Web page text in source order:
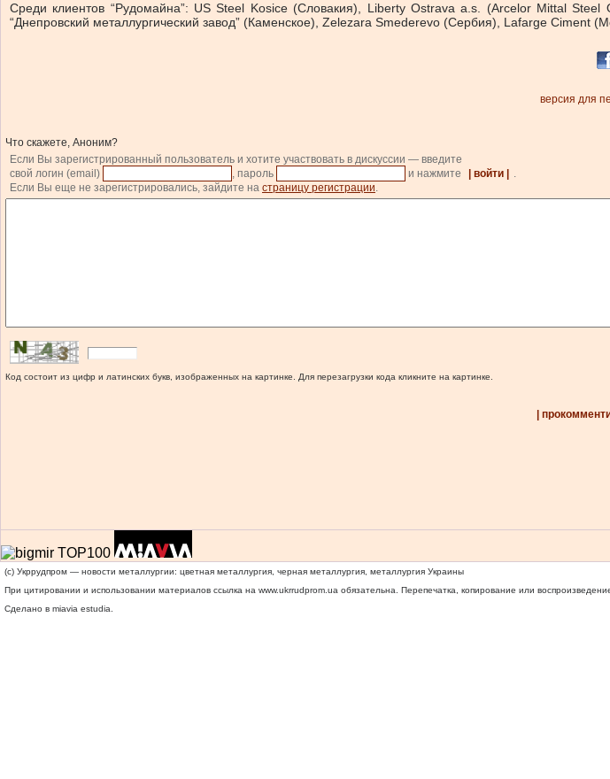
Среди клиентов “Рудомайна”: US Steel Kosice (Словакия), Liberty Ostrava a.s. (Arcelor Mittal
“Днепровский металлургический завод” (Каменское), Zelezara Smederevo (Сербия), Lafarge Ciment
версия для
Что скажете, Аноним?
Если Вы зарегистрированный пользователь и хотите участвовать в дискуссии — введите
свой логин (email)
, пароль и нажмите | войти |
.
Если Вы еще не зарегистрировались, зайдите на страницу регистрации.
Код состоит из цифр и латинских букв, изображенных на картинке. Для перезагрузки кода кликните на картинке.
|
(c) Укррудпром — новости металлургии: цветная металлургия, черная металлургия, металлургия Украины
При цитировании и использовании материалов ссылка на www.ukrrudprom.ua обязательна. Перепечатка, копирование или
Сделано в miavia estudia.